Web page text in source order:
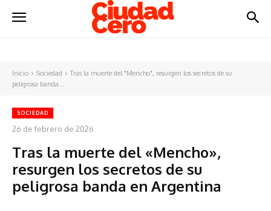
Inicio Sociedad
Tras la muerte del "Mencho", resurgen los secretos de su
peligrosa banda...
SOCIEDAD
26 de febrero de 2026
Tras la muerte del «Mencho»,
resurgen los secretos de su
peligrosa banda en Argentina